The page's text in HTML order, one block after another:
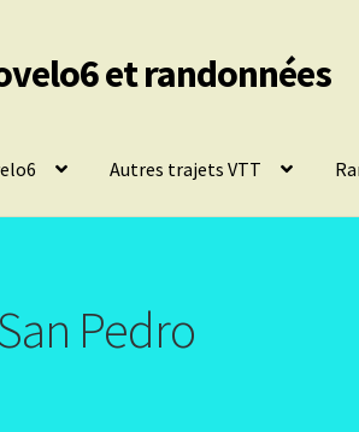
et randonnées
Autres trajets VTT
Pedro